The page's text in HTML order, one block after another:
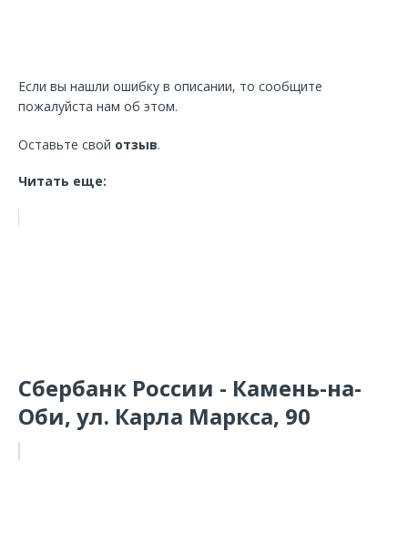
Если вы нашли ошибку в описании, то сообщите
пожалуйста нам об этом.
Оставьте свой отзыв.
Читать еще:
Сбербанк России - Камень-на-
Оби, ул. Карла Маркса, 90